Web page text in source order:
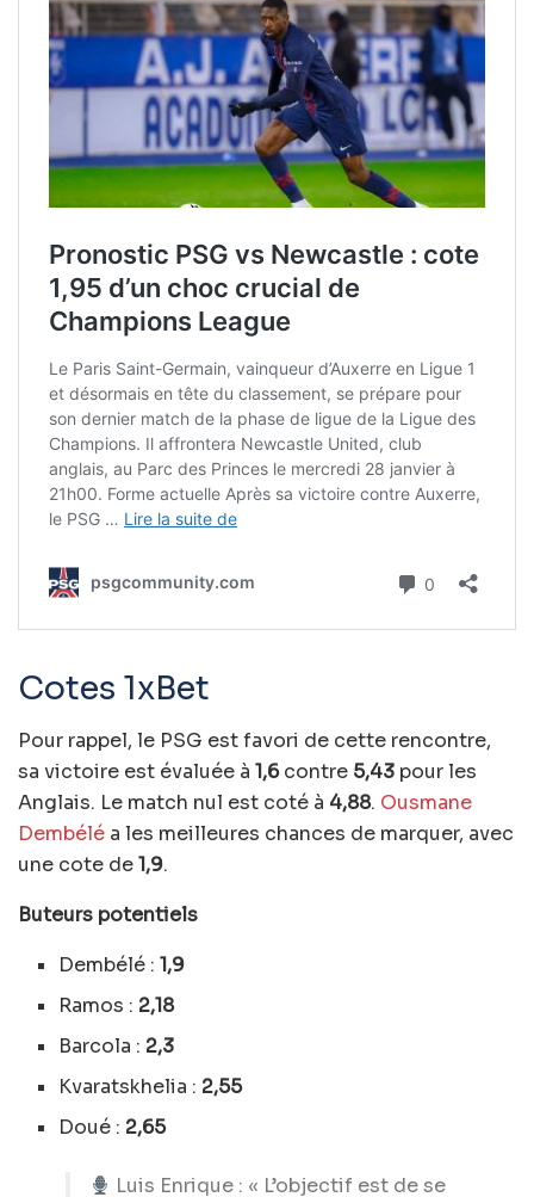
Cotes 1xBet
Pour rappel, le PSG est favori de cette rencontre,
sa victoire est évaluée à 1,6contre 5,43 pour les
Anglais. Le match nul est coté à 4,88. Ousmane
Dembélé a les meilleures chances de marquer, avec
une cote de1,9.
Buteurs potentiels
Dembélé :1,9
Ramos : 2,18
Barcola : 2,3
Kvaratskhelia : 2,55
Doué : 2,65
Luis Enrique : « L’objectif est de se